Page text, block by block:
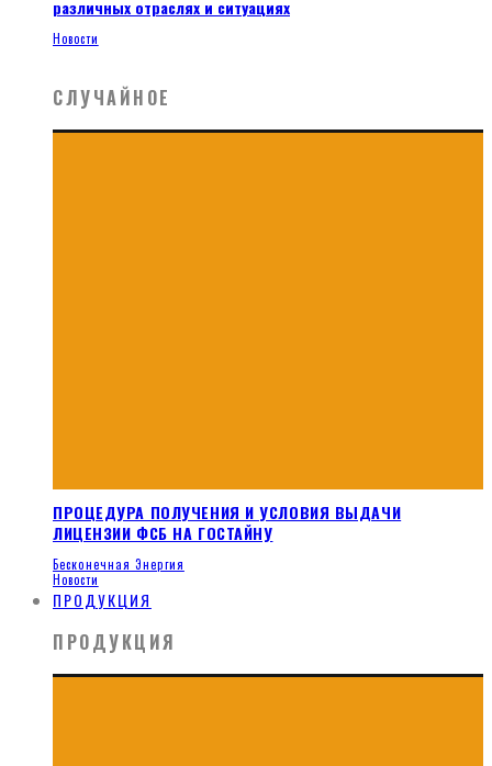
различных отраслях и ситуациях
Новости
СЛУЧАЙНОЕ
ПРОЦЕДУРА ПОЛУЧЕНИЯ И УСЛОВИЯ ВЫДАЧИ
ЛИЦЕНЗИИ ФСБ НА ГОСТАЙНУ
Бесконечная Энергия
Новости
ПРОДУКЦИЯ
ПРОДУКЦИЯ